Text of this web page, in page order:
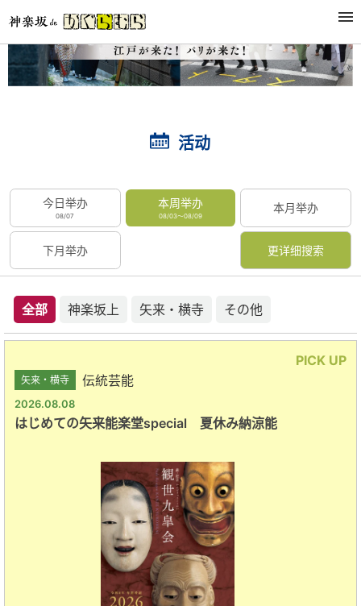
活动
今日举办
08/07
本周举办
08/03～08/09
本月举办
下月举办 更详细搜索
全部 神楽坂上 矢来・横寺 その他
PICK UP
矢来・横寺 伝統芸能
2026.08.08
はじめての矢来能楽堂special 夏休み納涼能